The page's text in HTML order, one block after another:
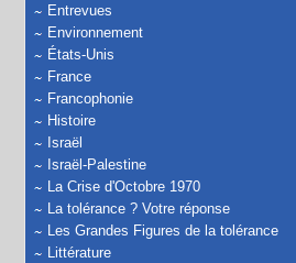
Entrevues
Environnement
États-Unis
France
Francophonie
Histoire
Israël
Israël-Palestine
La Crise d'Octobre 1970
La tolérance ? Votre réponse
Les Grandes Figures de la tolérance
Littérature